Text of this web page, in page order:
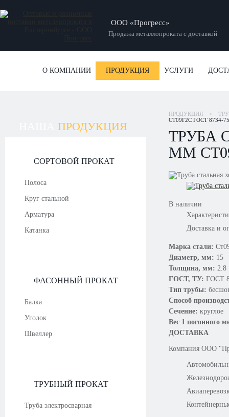
ООО «Прогресс»
Продажа металлопроката с доставкой
О КОМПАНИИ ПРОДУКЦИЯ УСЛУГИ
ПРОДУКЦИЯ
СОРТОВОЙ ПРОКАТ
Полоса
Круг стальной
Арматура
Катанка
ФАСОННЫЙ ПРОКАТ
Балка
Уголок
Швеллер
ТРУБНЫЙ ПРОКАТ
Труба электросварная
ПРОДУКЦИЯ >
СТ09Г2С ГОСТ 8734-
ТРУБА
ММ
В наличии
Доставка и
Марка стали:
Диаметр, мм: 15
Толщина, мм: 2.8
ГОСТ, ТУ: ГОСТ
Тип трубы:
Способ
Сечение: круглое
Вес 1 погонного
ДОСТАВКА
Компания OOO